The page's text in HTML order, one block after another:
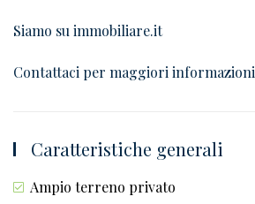
Siamo su immobiliare.it
Contattaci per maggiori informazioni
Caratteristiche generali
Ampio terreno privato